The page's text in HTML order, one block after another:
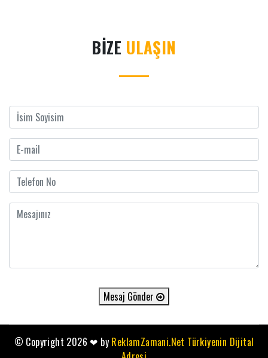
BİZE ULAŞIN
Mesaj Gönder
© Copyright 2026 ❤ by ReklamZamani.Net Türkiyenin Dijital